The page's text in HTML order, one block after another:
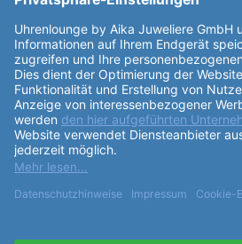
Faltschließe versehen und die
51,5mm. Die Uhr passt für einen
- 23,0cm. Diese Uhr vereint
Funktionalität. Sie ist ein
jeden Anlass und bietet eine
Tradition, modernem Design
Laco Chronographen
Automatik" 862153.MB.DT
weiterlesen